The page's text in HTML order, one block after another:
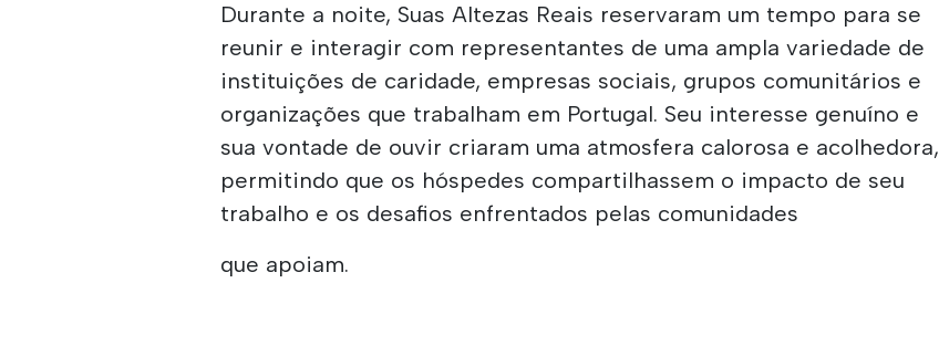
Durante a noite, Suas Altezas Reais reservaram um tempo para se
reunir e interagir com representantes de uma ampla variedade de
instituições de caridade, empresas sociais, grupos comunitários e
organizações que trabalham em Portugal. Seu interesse genuíno e
sua vontade de ouvir criaram uma atmosfera calorosa e acolhedora,
permitindo que os hóspedes compartilhassem o impacto de seu
trabalho e os desafios enfrentados pelas comunidades
que apoiam.